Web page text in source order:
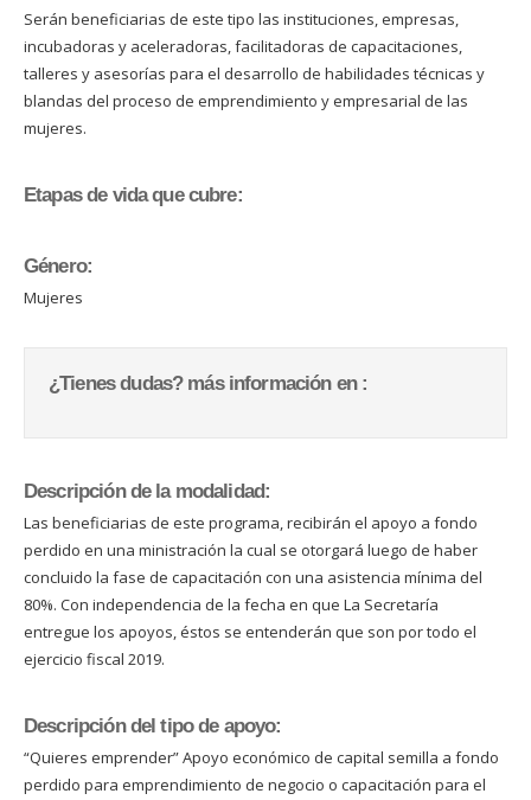
Serán beneficiarias de este tipo las instituciones, empresas,
incubadoras y aceleradoras, facilitadoras de capacitaciones,
talleres y asesorías para el desarrollo de habilidades técnicas y
blandas del proceso de emprendimiento y empresarial de las
mujeres.
Etapas de vida que cubre:
Género:
Mujeres
¿Tienes dudas? más información en :
Descripción de la modalidad:
Las beneficiarias de este programa, recibirán el apoyo a fondo
perdido en una ministración la cual se otorgará luego de haber
concluido la fase de capacitación con una asistencia mínima del
80%. Con independencia de la fecha en que La Secretaría
entregue los apoyos, éstos se entenderán que son por todo el
ejercicio fiscal 2019.
Descripción del tipo de apoyo:
“Quieres emprender” Apoyo económico de capital semilla a fondo
perdido para emprendimiento de negocio o capacitación para el